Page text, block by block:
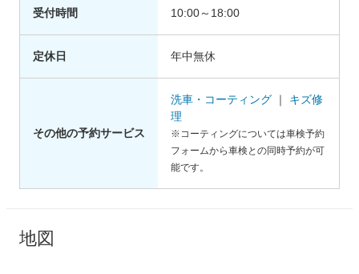
受付時間 10:00～18:00
定休日 年中無休
その他の予約サービス
洗車・コーティング ｜
キズ修
理
※コーティングについては車検予約
フォームから車検との同時予約が可
能です。
地図